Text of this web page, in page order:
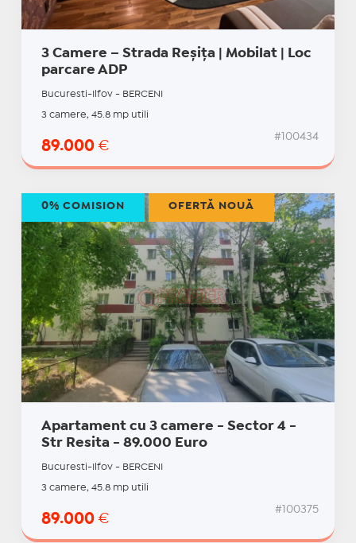
3 Camere – Strada Reșița | Mobilat | Loc
parcare ADP
Bucuresti-Ilfov - BERCENI
3 camere, 45.8 mp utili
89.000 €
#100434
Apartament cu 3 camere - Sector 4 -
Str Resita - 89.000 Euro
Bucuresti-Ilfov - BERCENI
3 camere, 45.8 mp utili
89.000 €
#100375
0% COMISION OFERTĂ NOUĂ